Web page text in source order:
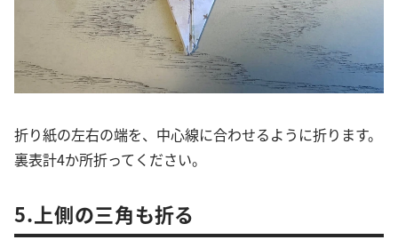
折り紙の左右の端を、中心線に合わせるように折ります。
裏表計4か所折ってください。
5.上側の三角も折る